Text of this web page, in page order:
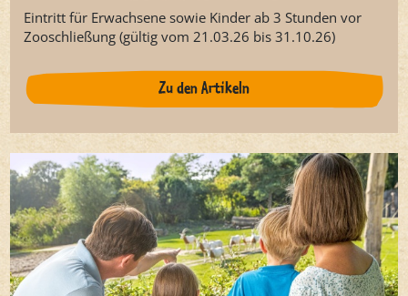
Eintritt für Erwachsene sowie Kinder ab 3 Stunden vor
Zooschließung (gültig vom 21.03.26 bis 31.10.26)
Zu den Artikeln